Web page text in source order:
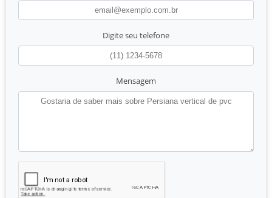
Digite seu telefone
Mensagem